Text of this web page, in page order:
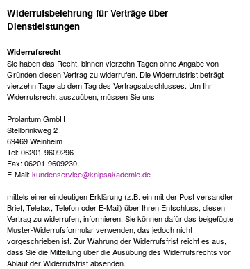
Widerrufsbelehrung für Verträge über
Dienstleistungen
Widerrufsrecht
Sie haben das Recht, binnen vierzehn Tagen ohne Angabe von
Gründen diesen Vertrag zu widerrufen. Die Widerrufsfrist beträgt
vierzehn Tage ab dem Tag des Vertragsabschlusses. Um Ihr
Widerrufsrecht auszuüben, müssen Sie uns
Prolantum GmbH
Stellbrinkweg 2
69469 Weinheim
Tel: 06201-9609296
Fax: 06201-9609230
E-Mail:kundenservice@knipsakademie.de
mittels einer eindeutigen Erklärung (z.B. ein mit der Post versandter
Brief, Telefax, Telefon oder E-Mail) über Ihren Entschluss, diesen
Vertrag zu widerrufen, informieren. Sie können dafür das beigefügte
Muster-Widerrufsformular verwenden, das jedoch nicht
vorgeschrieben ist. Zur Wahrung der Widerrufsfrist reicht es aus,
dass Sie die Mitteilung über die Ausübung des Widerrufsrechts vor
Ablauf der Widerrufsfrist absenden.